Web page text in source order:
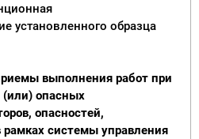
установленного образца
выполнения работ при
(или) опасных
опасностей,
системы управления